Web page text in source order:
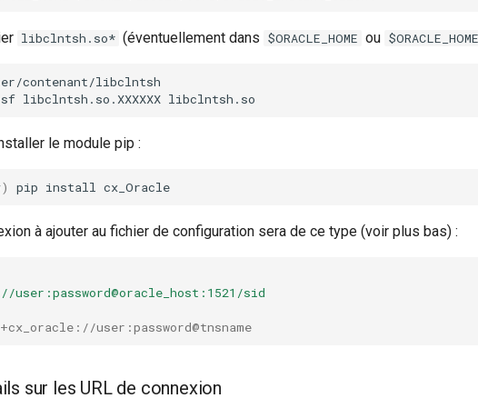
libclntsh.so* (éventuellement dans $ORACLE_HOME ou
contenant/libclntsh
libclntsh.so.XXXXXX
le module pip :
) pip install
à ajouter au fichier de configuration sera de ce type (voir plus bas) :
user:password@oracle_host:1521/sid
user:password@tnsname
sur les URL de connexion